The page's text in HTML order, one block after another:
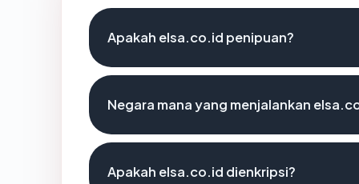
Apakah elsa.co.id penipuan?
Negara mana yang menjalankan
Apakah elsa.co.id dienkripsi?